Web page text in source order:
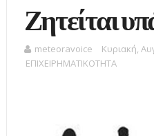
Ζητείται
meteoravoice
Κυριακή,
ΕΠΙΧΕΙΡΗΜΑΤΙΚΟΤΗΤΑ